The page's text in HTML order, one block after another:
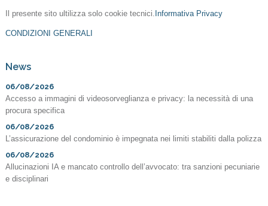
Il presente sito ultilizza solo cookie tecnici. Informativa Privacy
CONDIZIONI GENERALI
News
06/08/2026
Accesso a immagini di videosorveglianza e privacy: la necessità di una
procura specifica
06/08/2026
L’assicurazione del condominio è impegnata nei limiti stabiliti dalla polizza
06/08/2026
Allucinazioni IA e mancato controllo dell’avvocato: tra sanzioni pecuniarie
e disciplinari